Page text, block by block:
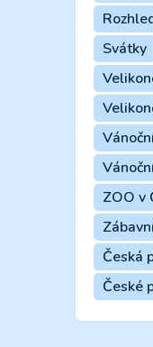
Svátky
ZOO v
Česká
České